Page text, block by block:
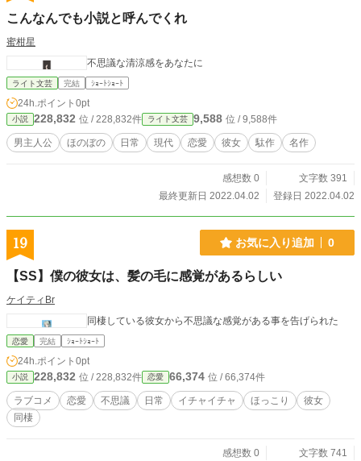
こんなんでも小説と呼んでくれ
蜜柑星
不思議な清涼感をあなたに
ライト文芸 完結 ｼｮｰﾄｼｮｰﾄ
24h.ポイント 0pt
小説 228,832 位 / 228,832件 ライト文芸 9,588 位 / 9,588件
男主人公 ほのぼの 日常 現代 恋愛 彼女 駄作 名作
感想数 0
文字数 391
最終更新日 2022.04.02
登録日 2022.04.02
19 お気に入り追加 0
【SS】僕の彼女は、髪の毛に感覚があるらしい
ケイティBr
同棲している彼女から不思議な感覚がある事を告げられた
恋愛 完結 ｼｮｰﾄｼｮｰﾄ
24h.ポイント 0pt
小説 228,832 位 / 228,832件 恋愛 66,374 位 / 66,374件
ラブコメ 恋愛 不思議 日常 イチャイチャ ほっこり
彼女
同棲
感想数 0
文字数 741